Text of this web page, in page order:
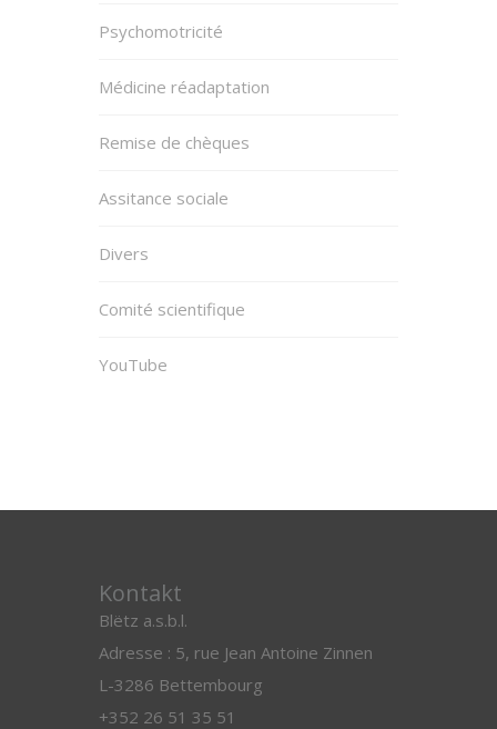
Psychomotricité
Médicine réadaptation
Remise de chèques
Assitance sociale
Divers
Comité scientifique
YouTube
Kontakt
Blëtz a.s.b.l.
Adresse : 5, rue Jean Antoine Zinnen
L-3286 Bettembourg
+352 26 51 35 51